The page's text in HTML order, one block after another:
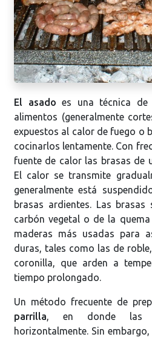
El asado es una técnica
alimentos (generalmente
expuestos al calor de fuego o
cocinarlos lentamente. Con
fuente de calor las brasas de
El calor se transmite
generalmente está
brasas ardientes. Las
carbón vegetal o de la
maderas más usadas para
duras, tales como las de
coronilla, que arden a
tiempo prolongado.
Un método frecuente de
parrilla, en donde las
horizontalmente. Sin